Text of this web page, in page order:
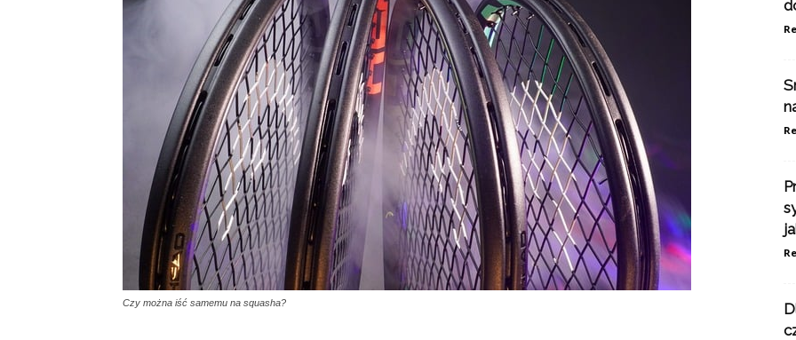
Czy można iść samemu na squasha?